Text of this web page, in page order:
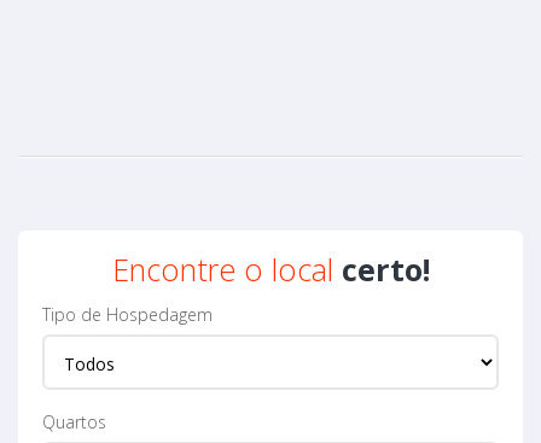
Encontre o local certo!
Tipo de Hospedagem
Quartos